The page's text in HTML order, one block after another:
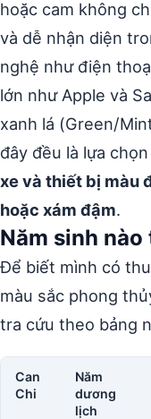
hoặc cam không
và dễ nhận diện
nghệ như điện
lớn như Apple và
xanh lá (Green/
đây đều là lựa
xe và thiết bị màu
hoặc xám đậm.
Năm sinh
Để biết mình có
màu sắc phong
tra cứu theo bảng
Can
Chi
Năm
dương
lịch